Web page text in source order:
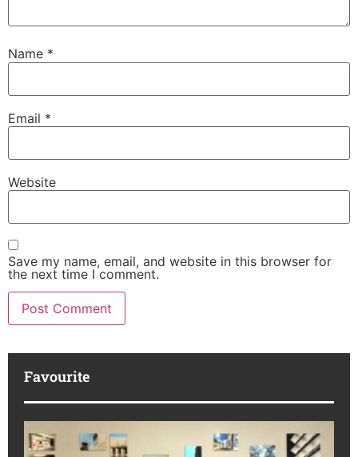
Name *
Email *
Website
Save my name, email, and website in this browser for
the next time I comment.
Favourite